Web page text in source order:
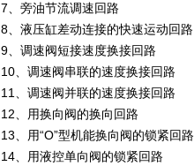
7、旁油节流调速回路
8、液压缸差动连接的快速运动回路
9、调速阀短接速度换接回路
10、调速阀串联的速度换接回路
11、调速阀并联的速度换接回路
12、用换向阀的换向回路
13、用“O”型机能换向阀的锁紧回路
14、用液控单向阀的锁紧回路